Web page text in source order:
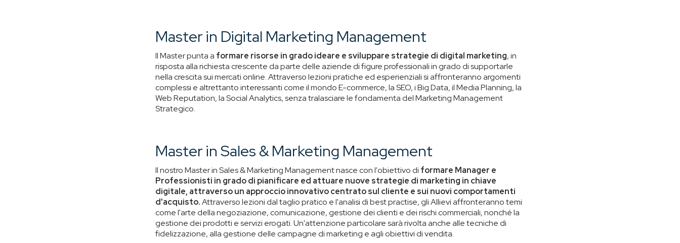
Master in Digital Marketing Management
Il Master punta a formare risorse in grado ideare e sviluppare strategie di digital marketing, in
risposta alla richiesta crescente da parte delle aziende di figure professionali in grado di supportarle
nella crescita sui mercati online. Attraverso lezioni pratiche ed esperienziali si affronteranno argomenti
complessi e altrettanto interessanti come il mondo E-commerce, la SEO, i Big Data, il Media Planning, la
Web Reputation, la Social Analytics, senza tralasciare le fondamenta del Marketing Management
Strategico.
Master in Sales & Marketing Management
Il nostro Master in Sales & Marketing Management nasce con l'obiettivo di formare Manager e
Professionisti in grado di pianificare ed attuare nuove strategie di marketing in chiave
digitale, attraverso un approccio innovativo centrato sul cliente e sui nuovi comportamenti
d'acquisto.Attraverso lezioni dal taglio pratico e l'analisi di best practise, gli Allievi affronteranno temi
come l'arte della negoziazione, comunicazione, gestione dei clienti e dei rischi commerciali, nonché la
gestione dei prodotti e servizi erogati. Un'attenzione particolare sarà rivolta anche alle tecniche di
fidelizzazione, alla gestione delle campagne di marketing e agli obiettivi di vendita.